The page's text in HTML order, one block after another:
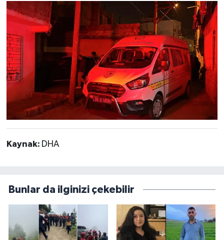
Kaynak: DHA
Bunlar da ilginizi çekebilir